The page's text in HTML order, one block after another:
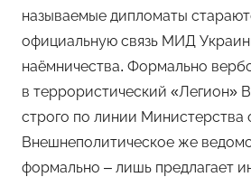
называемые дипломаты
официальную связь МИД
наёмничества. Формально
в террористический «Легион»
строго по линии
Внешнеполитическое же
формально – лишь предлагает